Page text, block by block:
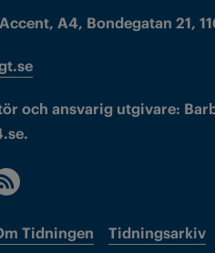
A4, Bondegatan 21,
och ansvarig utgivare:
Tidningen Tidningsarkiv